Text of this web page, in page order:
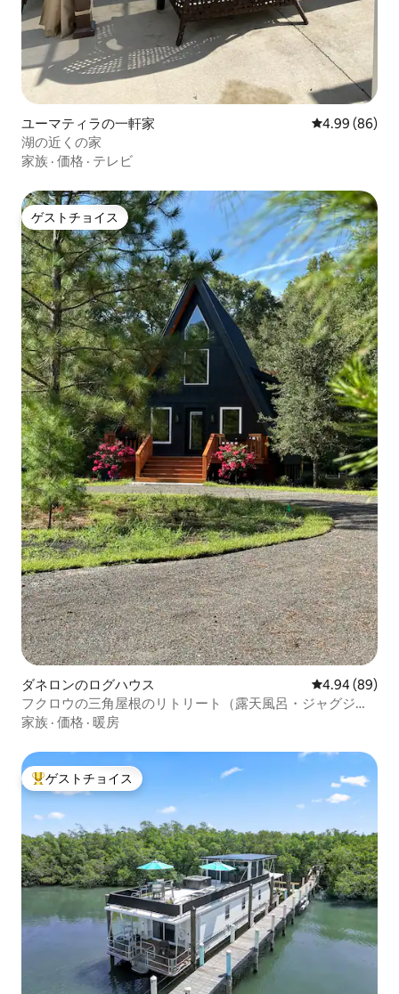
ユーマティラの一軒家 レビュー86件
4.99 (86)
湖の近くの家
家族 · 価格 · テレビ
ゲストチョイス
ゲストチョイス
ダネロンのログハウス レビュー89件
4.94 (89)
フクロウの三角屋根のリトリート（露天風呂・ジャグジー
付き）
家族 · 価格 · 暖房
大好評のゲストチョイスです。
ゲストチョイス